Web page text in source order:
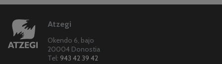
Atzegi
Okendo 6, bajo
20004 Donostia
Tel: 943 42 39 42